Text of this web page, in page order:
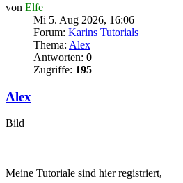
von Elfe
Mi 5. Aug 2026, 16:06
Forum: Karins Tutorials
Thema: Alex
Antworten: 0
Zugriffe: 195
Alex
Bild
Meine Tutoriale sind hier registriert,